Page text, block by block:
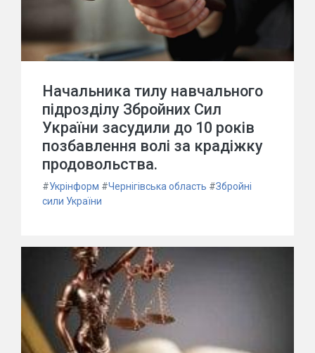
Начальника тилу навчального
підрозділу Збройних Сил
України засудили до 10 років
позбавлення волі за крадіжку
продовольства.
#Укрінформ #Чернігівська область #Збройні
сили України